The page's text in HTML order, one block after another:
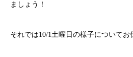
ましょう！
それでは10/1土曜日の様子についてお